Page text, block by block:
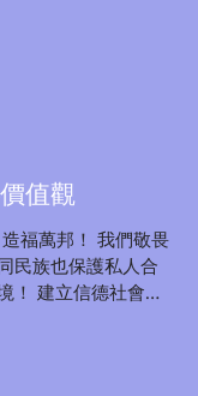
值觀
福萬邦！ 我們敬畏
民族也保護私人合
！ 建立信德社會、